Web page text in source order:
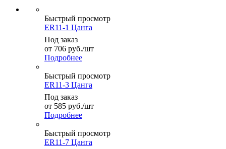
Быстрый просмотр
ER11-1 Цанга
Под заказ
от 706 руб./шт
Подробнее
Быстрый просмотр
ER11-3 Цанга
Под заказ
от 585 руб./шт
Подробнее
Быстрый просмотр
ER11-7 Цанга